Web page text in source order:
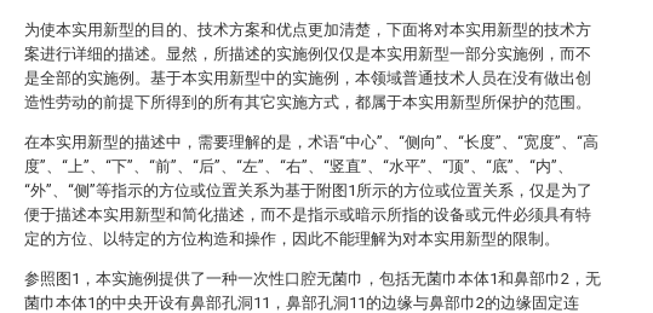
为使本实用新型的目的、技术方案和优点更加清楚，下面将对本实用新型的技术方
案进行详细的描述。显然，所描述的实施例仅仅是本实用新型一部分实施例，而不
是全部的实施例。基于本实用新型中的实施例，本领域普通技术人员在没有做出创
造性劳动的前提下所得到的所有其它实施方式，都属于本实用新型所保护的范围。
在本实用新型的描述中，需要理解的是，术语“中心”、“侧向”、“长度”、“宽度”、“高
度”、“上”、“下”、“前”、“后”、“左”、“右”、“竖直”、“水平”、“顶”、“底”、“内”、
“外”、“侧”等指示的方位或位置关系为基于附图1所示的方位或位置关系，仅是为了
便于描述本实用新型和简化描述，而不是指示或暗示所指的设备或元件必须具有特
定的方位、以特定的方位构造和操作，因此不能理解为对本实用新型的限制。
参照图1，本实施例提供了一种一次性口腔无菌巾，包括无菌巾本体1和鼻部巾2，无
菌巾本体1的中央开设有鼻部孔洞11，鼻部孔洞11的边缘与鼻部巾2的边缘固定连